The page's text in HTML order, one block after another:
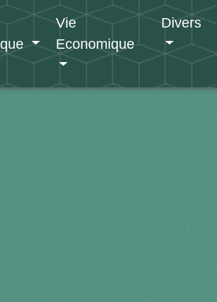
Vie
Economique
Divers